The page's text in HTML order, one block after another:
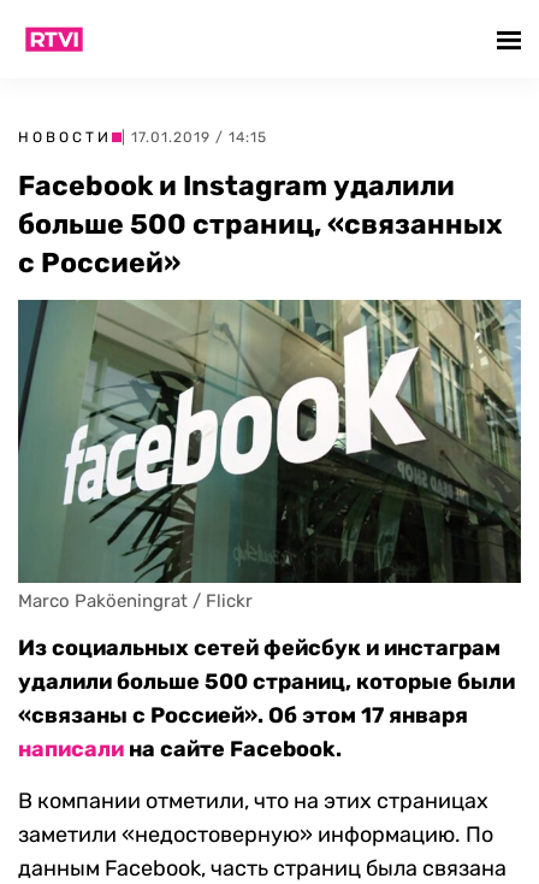
НОВОСТИ | 17.01.2019 / 14:15
Facebook и Instagram удалили
больше 500 страниц, «связанных
с Россией»
Marco Paköeningrat / Flickr
Из социальных сетей фейсбук и инстаграм
удалили больше 500 страниц, которые были
«связаны с Россией». Об этом 17 января
написали на сайте Facebook.
В компании отметили, что на этих страницах
заметили «недостоверную» информацию. По
данным Facebook, часть страниц была связана